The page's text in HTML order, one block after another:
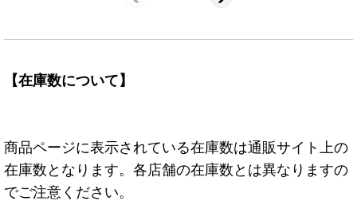
【在庫数について】
商品ページに表示されている在庫数は通販サイト上の
在庫数となります。各店舗の在庫数とは異なりますの
でご注意ください。